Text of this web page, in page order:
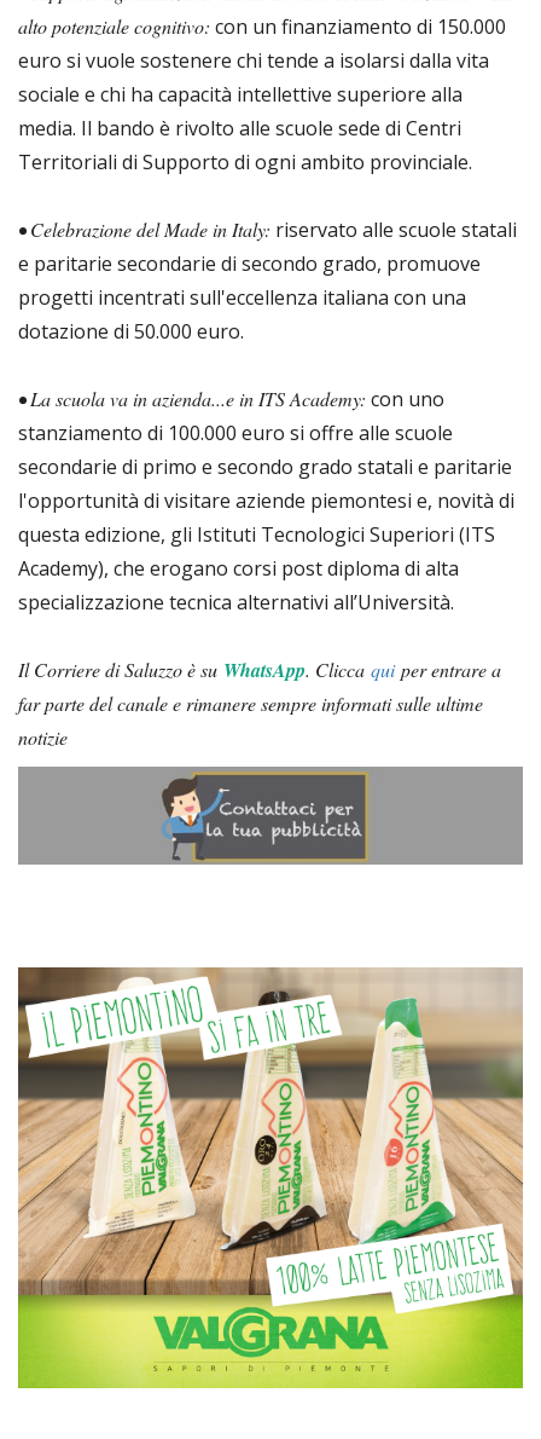
alto potenziale cognitivo: con un finanziamento di 150.000
euro si vuole sostenere chi tende a isolarsi dalla vita
sociale e chi ha capacità intellettive superiore alla
media. Il bando è rivolto alle scuole sede di Centri
Territoriali di Supporto di ogni ambito provinciale.
• Celebrazione del Made in Italy: riservato alle scuole statali
e paritarie secondarie di secondo grado, promuove
progetti incentrati sull'eccellenza italiana con una
dotazione di 50.000 euro.
• La scuola va in azienda...e in ITS Academy: con uno
stanziamento di 100.000 euro si offre alle scuole
secondarie di primo e secondo grado statali e paritarie
l'opportunità di visitare aziende piemontesi e, novità di
questa edizione, gli Istituti Tecnologici Superiori (ITS
Academy), che erogano corsi post diploma di alta
specializzazione tecnica alternativi all’Università.
Il Corriere di Saluzzo è su WhatsApp. Clicca quiper entrare a
far parte del canale e rimanere sempre informati sulle ultime
notizie